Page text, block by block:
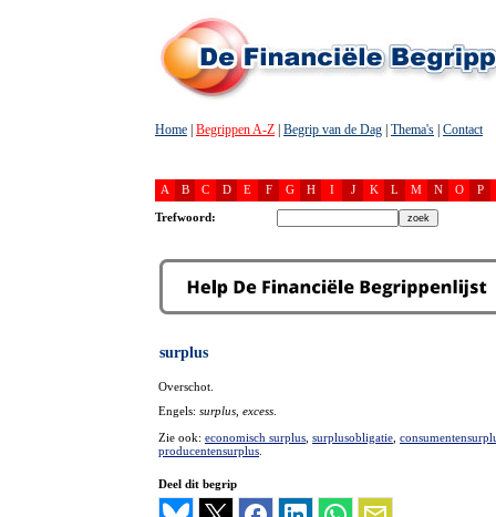
Home Begrippen A-Z Begrip van de Dag Thema's Contact
A B C D E F G H I J K L M N O P
Trefwoord:
surplus
Overschot.
Engels: surplus, excess
Zie ook: economisch surplus surplusobligatie
producentensurplus
Deel dit begrip